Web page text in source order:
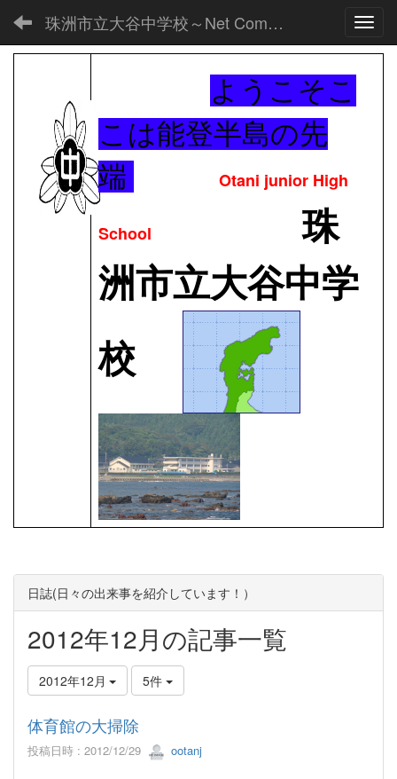
珠洲市立大谷中学校～Net Commons～
ようこそこ
こは能登半島の先
端
Otani junior High
School
珠
洲市立大谷中学
校
日誌(日々の出来事を紹介しています！）
2012年12月の記事一覧
2012年12月 5件
体育館の大掃除
投稿日時 : 2012/12/29 ootanj